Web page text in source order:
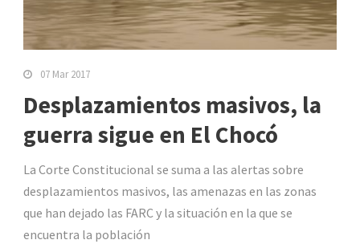
07 Mar 2017
Desplazamientos masivos, la
guerra sigue en El Chocó
La Corte Constitucional se suma a las alertas sobre
desplazamientos masivos, las amenazas en las zonas
que han dejado las FARC y la situación en la que se
encuentra la población